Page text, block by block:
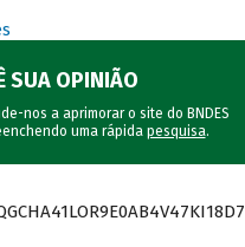
SUA OPINIÃO
nos a aprimorar o site do BNDES
uma rápida pesquisa.